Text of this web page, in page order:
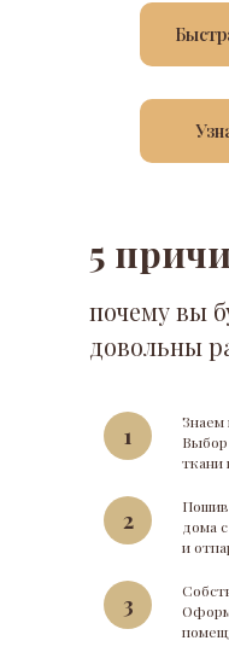
Знаем
Выбор
ткани
1
Пошив
дома
и
2
3
5
почему вы
довольны